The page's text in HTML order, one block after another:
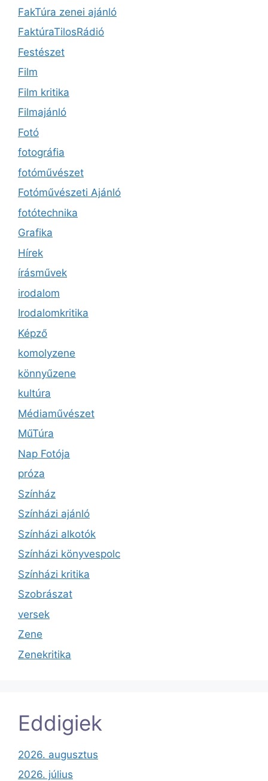
FakTúra zenei ajánló
FaktúraTilosRádió
Festészet
Film
Film kritika
Filmajánló
Fotó
fotográfia
fotóművészet
Fotóművészeti Ajánló
fotótechnika
Grafika
Hírek
írásművek
irodalom
Irodalomkritika
Képző
komolyzene
könnyűzene
kultúra
Médiaművészet
MűTúra
Nap Fotója
próza
Színház
Színházi ajánló
Színházi alkotók
Színházi könyvespolc
Színházi kritika
Szobrászat
versek
Zene
Zenekritika
Eddigiek
2026. augusztus
2026. július